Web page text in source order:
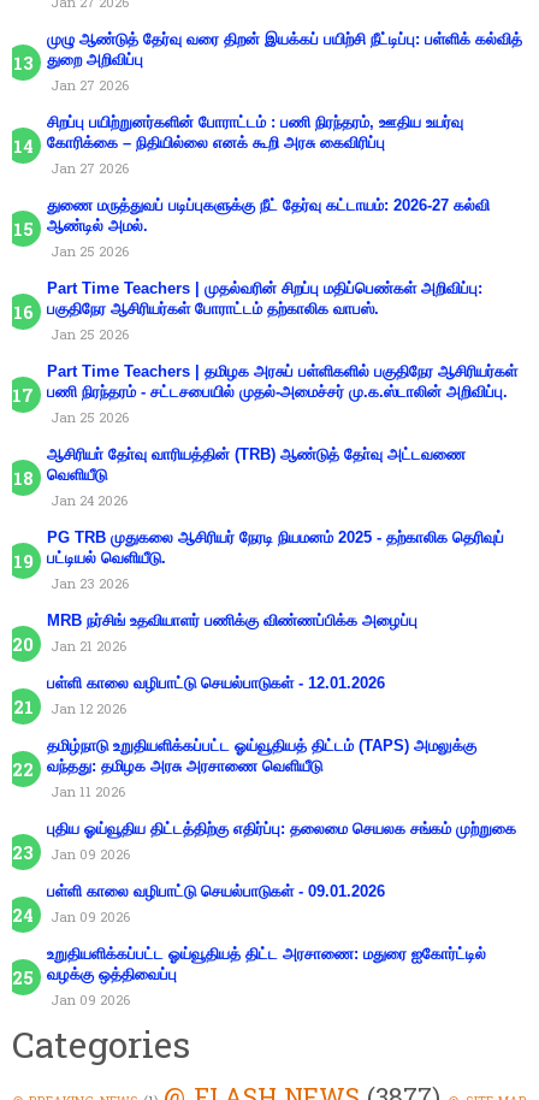
முழு ஆண்டுத் தேர்வு வரை திறன் இயக்கப் பயிற்சி நீட்டிப்பு: பள்ளிக் கல்வித்
துறை அறிவிப்பு
Jan 27 2026
சிறப்பு பயிற்றுனர்களின் போராட்டம் : பணி நிரந்தரம், ஊதிய உயர்வு
கோரிக்கை – நிதியில்லை எனக் கூறி அரசு கைவிரிப்பு
Jan 27 2026
துணை மருத்துவப் படிப்புகளுக்கு நீட் தேர்வு கட்டாயம்: 2026-27 கல்வி
ஆண்டில் அமல்.
Jan 25 2026
Part Time Teachers | முதல்வரின் சிறப்பு மதிப்பெண்கள் அறிவிப்பு:
பகுதிநேர ஆசிரியர்கள் போராட்டம் தற்காலிக வாபஸ்.
Jan 25 2026
Part Time Teachers | தமிழக அரசுப் பள்ளிகளில் பகுதிநேர ஆசிரியர்கள்
பணி நிரந்தரம் - சட்டசபையில் முதல்-அமைச்சர் மு.க.ஸ்டாலின் அறிவிப்பு.
Jan 25 2026
ஆசிரியா் தோ்வு வாரியத்தின் (TRB) ஆண்டுத் தோ்வு அட்டவணை
வெளியீடு
Jan 24 2026
PG TRB முதுகலை ஆசிரியர் நேரடி நியமனம் 2025 - தற்காலிக தெரிவுப்
பட்டியல் வெளியீடு.
Jan 23 2026
MRB நர்சிங் உதவியாளர் பணிக்கு விண்ணப்பிக்க அழைப்பு
Jan 21 2026
பள்ளி காலை வழிபாட்டு செயல்பாடுகள் - 12.01.2026
Jan 12 2026
தமிழ்நாடு உறுதியளிக்கப்பட்ட ஓய்வூதியத் திட்டம் (TAPS) அமலுக்கு
வந்தது: தமிழக அரசு அரசாணை வெளியீடு
Jan 11 2026
புதிய ஓய்வூதிய திட்டத்திற்கு எதிர்ப்பு: தலைமை செயலக சங்கம் முற்றுகை
Jan 09 2026
பள்ளி காலை வழிபாட்டு செயல்பாடுகள் - 09.01.2026
Jan 09 2026
உறுதியளிக்கப்பட்ட ஓய்வூதியத் திட்ட அரசாணை: மதுரை ஐகோர்ட்டில்
வழக்கு ஒத்திவைப்பு
Jan 09 2026
Categories